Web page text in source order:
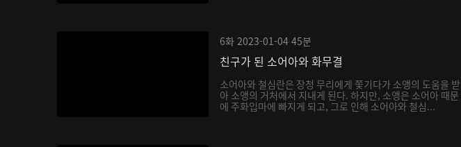
6화 2023-01-04 45분
친구가 된 소어아와 화무결
소어아와 철심란은 장청 무리에게 쫓기다가 소앵의 도움을 받
아 소앵의 거처에서 지내게 된다. 하지만, 소앵은 소어아 때문
에 주화입마에 빠지게 되고, 그로 인해 소어아와 철심...